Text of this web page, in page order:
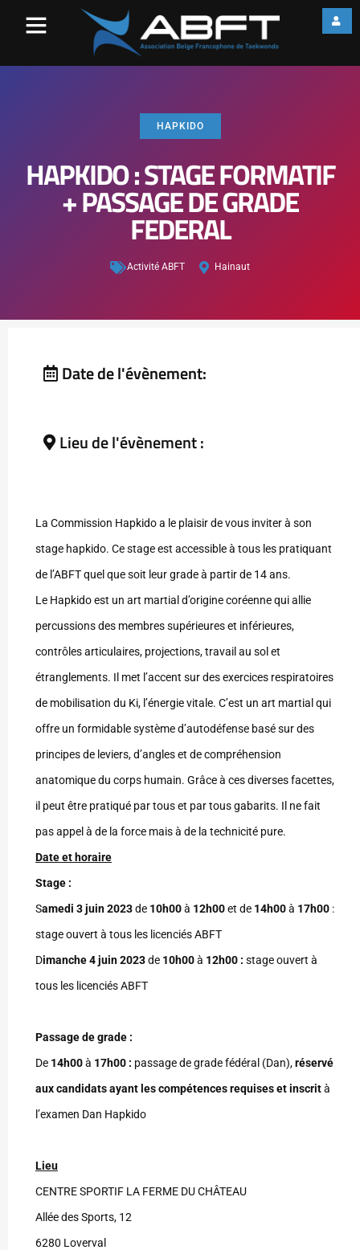
HAPKIDO
HAPKIDO : STAGE FORMATIF
+ PASSAGE DE GRADE
FEDERAL
Activité ABFT Hainaut
Date de l'évènement:
Lieu de l'évènement :
La Commission Hapkido a le plaisir de vous inviter à son
stage hapkido. Ce stage est accessible à tous les pratiquant
de l’ABFT quel que soit leur grade à partir de 14 ans.
Le Hapkido est un art martial d’origine coréenne qui allie
percussions des membres supérieures et inférieures,
contrôles articulaires, projections, travail au sol et
étranglements. Il met l’accent sur des exercices respiratoires
de mobilisation du Ki, l’énergie vitale. C’est un art martial qui
offre un formidable système d’autodéfense basé sur des
principes de leviers, d’angles et de compréhension
anatomique du corps humain. Grâce à ces diverses facettes,
il peut être pratiqué par tous et par tous gabarits. Il ne fait
pas appel à de la force mais à de la technicité pure.
Date et horaire
Stage :
Samedi 3 juin 2023de 10h00à 12h00et de 14h00à 17h00 :
stage ouvert à tous les licenciés ABFT
Dimanche4 juin 2023de 10h00à 12h00 : stage ouvert à
tous les licenciés ABFT
Passage de grade :
De 14h00à 17h00 : passage de grade fédéral (Dan),réservé
aux candidats ayant les compétences requises et inscrità
l’examen Dan Hapkido
Lieu
CENTRE SPORTIF LA FERME DU CHÂTEAU
Allée des Sports, 12
6280 Loverval